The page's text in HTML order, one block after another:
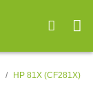
HP 81X (CF281X)